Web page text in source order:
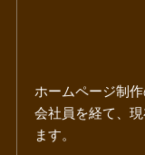
ホームページ制作
会社員を経て、
ます。